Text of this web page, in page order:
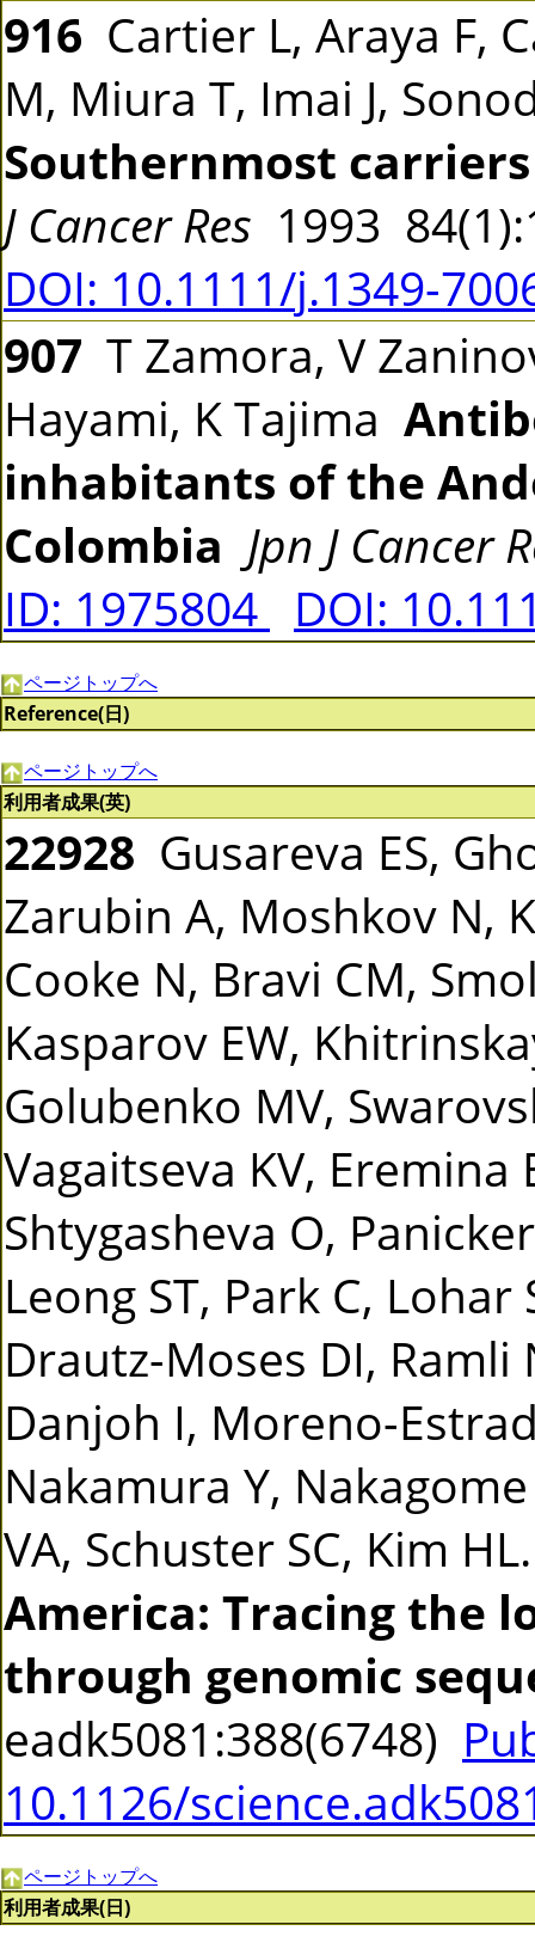
916 Cartier L, Araya F,
M, Miura T, Imai J,
Southernmost
J Cancer Res 1993
DOI: 10.1111/j.1349-
907 T Zamora, V
Hayami, K Tajima
inhabitants of the
Colombia Jpn J Cancer
ID: 1975804
DOI:
ページトップへ
Reference(日)
ページトップへ
利用者成果(英)
22928 Gusareva ES,
Zarubin A, Moshkov N,
Cooke N, Bravi CM,
Kasparov EW,
Golubenko MV,
Vagaitseva KV, Eremina
Shtygasheva O,
Leong ST, Park C, Lohar
Drautz-Moses DI, Ramli
Danjoh I, Moreno-
Nakamura Y,
VA, Schuster SC, Kim
America: Tracing the
through genomic
eadk5081:388(6748)
10.1126/
ページトップへ
利用者成果(日)